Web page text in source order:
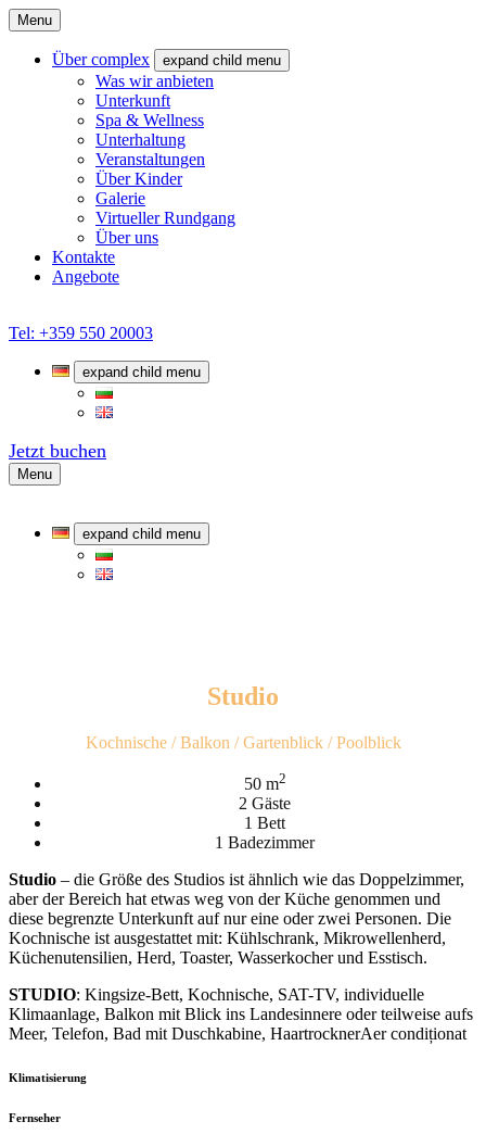
Menu
Über complex expand child menu
Was wir anbieten
Unterkunft
Spa & Wellness
Unterhaltung
Veranstaltungen
Über Kinder
Galerie
Virtueller Rundgang
Über uns
Kontakte
Angebote
Tel: +359 550 20003
expand child menu
Jetzt buchen
Menu
expand child menu
Studio
Kochnische / Balkon / Gartenblick / Poolblick
50 m2
2 Gäste
1 Bett
1 Badezimmer
Studio – die Größe des Studios ist ähnlich wie das Doppelzimmer,
aber der Bereich hat etwas weg von der Küche genommen und
diese begrenzte Unterkunft auf nur eine oder zwei Personen. Die
Kochnische ist ausgestattet mit: Kühlschrank, Mikrowellenherd,
Küchenutensilien, Herd, Toaster, Wasserkocher und Esstisch.
STUDIO: Kingsize-Bett, Kochnische, SAT-TV, individuelle
Klimaanlage, Balkon mit Blick ins Landesinnere oder teilweise aufs
Meer, Telefon, Bad mit Duschkabine, HaartrocknerAer condiționat
Klimatisierung
Fernseher